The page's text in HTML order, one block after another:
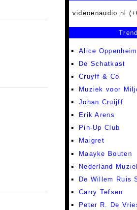
videoenaudio.nl
Alice Oppenheim
De Schatkast
Cruyff & Co
Muziek voor
Johan Cruijff
Erik Arens
Pin-Up Club
Maigret
Maayke Bouten
Nederland
De Willem Ruis
Carry Tefsen
Peter R. De